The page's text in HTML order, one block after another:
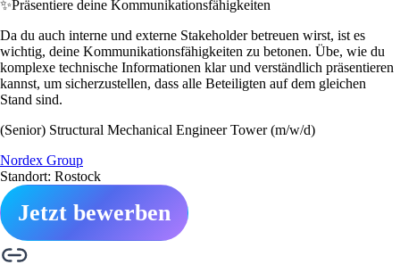
✨Präsentiere deine Kommunikationsfähigkeiten
Da du auch interne und externe Stakeholder betreuen wirst, ist es
wichtig, deine Kommunikationsfähigkeiten zu betonen. Übe, wie du
komplexe technische Informationen klar und verständlich präsentieren
kannst, um sicherzustellen, dass alle Beteiligten auf dem gleichen
Stand sind.
(Senior) Structural Mechanical Engineer Tower (m/w/d)
Nordex Group
Standort: Rostock
Jetzt bewerben